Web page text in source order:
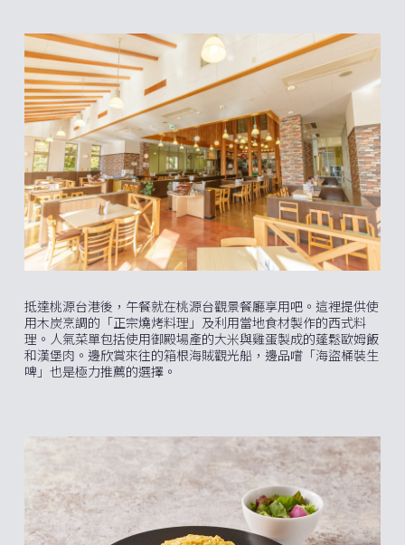
抵達桃源台港後，午餐就在桃源台觀景餐廳享用吧。這裡提供使
用木炭烹調的「正宗燒烤料理」及利用當地食材製作的西式料
理。人氣菜單包括使用御殿場產的大米與雞蛋製成的蓬鬆歐姆飯
和漢堡肉。邊欣賞來往的箱根海賊觀光船，邊品嚐「海盜桶裝生
啤」也是極力推薦的選擇。